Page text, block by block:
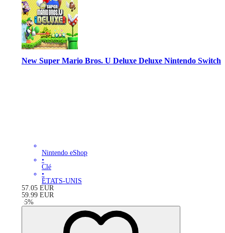
New Super Mario Bros. U Deluxe Deluxe Nintendo Switch
Nintendo eShop
•
Clé
•
ÉTATS-UNIS
57.05 EUR
59.99 EUR
-5%